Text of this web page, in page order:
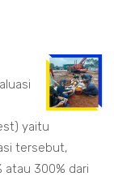
yaitu
tersebut,
atau 300% dari